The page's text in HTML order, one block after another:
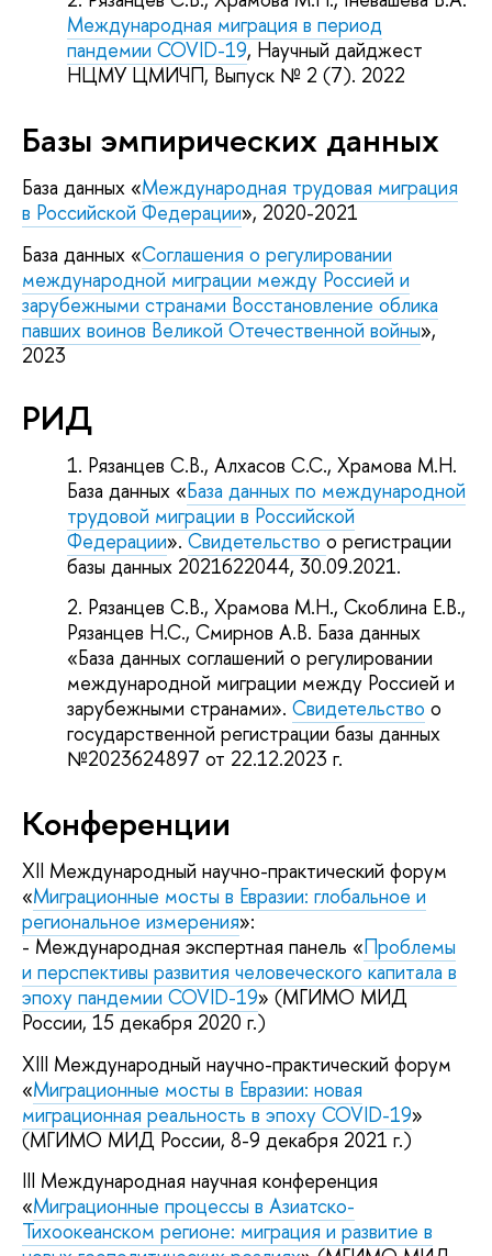
Международная миграция в период
пандемии COVID-19, Научный дайджест
НЦМУ ЦМИЧП, Выпуск № 2 (7). 2022
Базы эмпирических данных
База данных «Международная трудовая миграция
в Российской Федерации», 2020-2021
База данных «Соглашения о регулировании
международной миграции между Россией и
зарубежными странами Восстановление облика
павших воинов Великой Отечественной войны»,
2023
РИД
Рязанцев С.В., Алхасов С.С., Храмова М.Н.
База данных «База данных по международной
трудовой миграции в Российской
Федерации».Свидетельствоо регистрации
базы данных 2021622044, 30.09.2021.
Рязанцев С.В., Храмова М.Н., Скоблина Е.В.,
Рязанцев Н.С., Смирнов А.В. База данных
«База данных соглашений о регулировании
международной миграции между Россией и
зарубежными странами».Свидетельство о
государственной регистрации базы данных
№2023624897 от 22.12.2023 г.
Конференции
XII Международный научно-практический форум
«Миграционные мосты в Евразии: глобальное и
региональное измерения»:
- Международная экспертная панель «Проблемы
и перспективы развития человеческого капитала в
эпоху пандемии COVID-19» (МГИМО МИД
России, 15 декабря 2020 г.)
XIII Международный научно-практический форум
«Миграционные мосты в Евразии: новая
миграционная реальность в эпоху COVID-19»
(МГИМО МИД России, 8-9 декабря 2021 г.)
III Международная научная конференция
«Миграционные процессы в Азиатско-
Тихоокеанском регионе: миграция и развитие в